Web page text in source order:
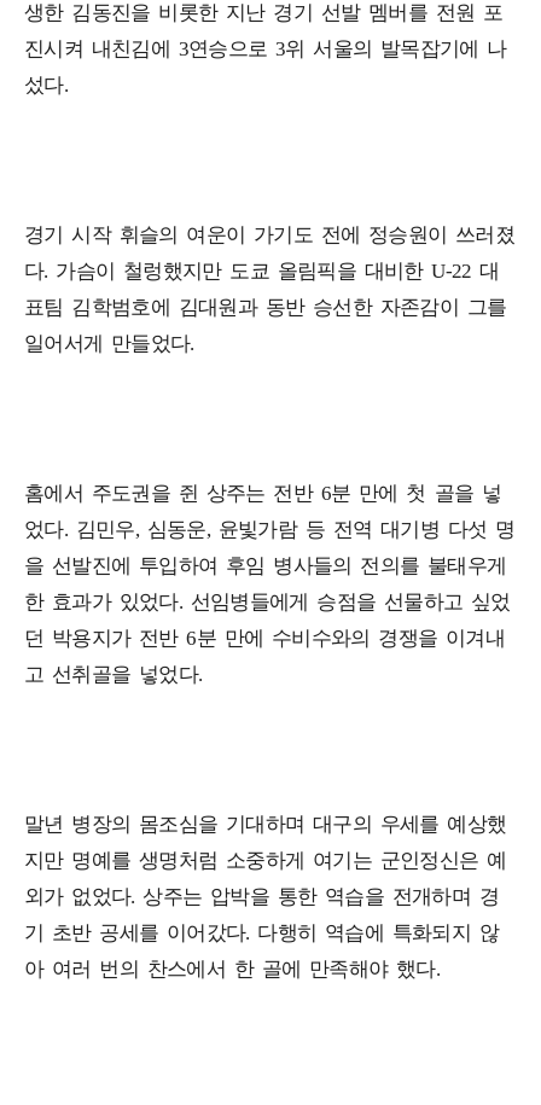
생한 김동진을 비롯한 지난 경기 선발 멤버를 전원 포
진시켜 내친김에 3연승으로 3위 서울의 발목잡기에 나
섰다.
경기 시작 휘슬의 여운이 가기도 전에 정승원이 쓰러졌
다. 가슴이 철렁했지만 도쿄 올림픽을 대비한 U-22 대
표팀 김학범호에 김대원과 동반 승선한 자존감이 그를
일어서게 만들었다.
홈에서 주도권을 쥔 상주는 전반 6분 만에 첫 골을 넣
었다. 김민우, 심동운, 윤빛가람 등 전역 대기병 다섯 명
을 선발진에 투입하여 후임 병사들의 전의를 불태우게
한 효과가 있었다. 선임병들에게 승점을 선물하고 싶었
던 박용지가 전반 6분 만에 수비수와의 경쟁을 이겨내
고 선취골을 넣었다.
말년 병장의 몸조심을 기대하며 대구의 우세를 예상했
지만 명예를 생명처럼 소중하게 여기는 군인정신은 예
외가 없었다. 상주는 압박을 통한 역습을 전개하며 경
기 초반 공세를 이어갔다. 다행히 역습에 특화되지 않
아 여러 번의 찬스에서 한 골에 만족해야 했다.